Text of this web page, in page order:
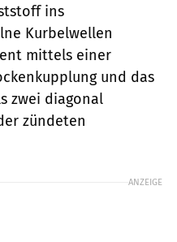
ins
Kurbelwellen
mittels einer
und das
zwei diagonal
zündeten
ANZEIGE